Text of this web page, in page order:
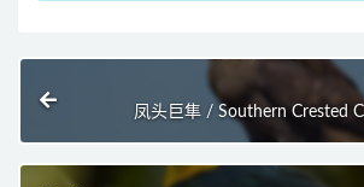
凤头巨隼 / Southern Crested